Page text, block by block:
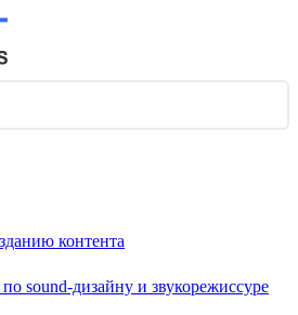
контента
sound-дизайну и звукорежиссуре